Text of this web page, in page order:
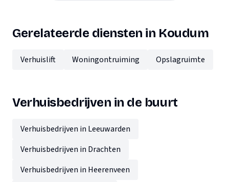
Gerelateerde diensten in Koudum
Verhuislift Woningontruiming Opslagruimte
Verhuisbedrijven in de buurt
Verhuisbedrijven in Leeuwarden
Verhuisbedrijven in Drachten
Verhuisbedrijven in Heerenveen